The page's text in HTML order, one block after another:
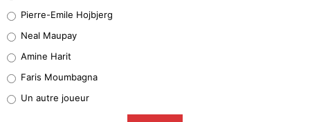
5%
1%
9%
Pierre-Emile Hojbjerg
Neal Maupay
Amine Harit
Faris Moumbagna
Un autre joueur